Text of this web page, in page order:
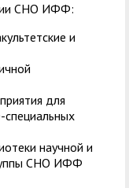
СНО ИФФ:
и
для
научной и
СНО ИФФ